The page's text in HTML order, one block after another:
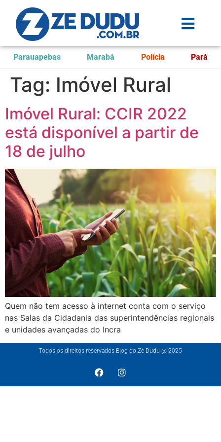
Parauapebas Marabá Polícia Pará
Tag: Imóvel Rural
Imóvel Rural: CCIR 2022
está disponível a partir de
18 de julho
Quem não tem acesso à internet conta com o serviço
nas Salas da Cidadania das superintendências regionais
e unidades avançadas do Incra
Todos os direitos reservados Blog do Zé Dudu @ 2025